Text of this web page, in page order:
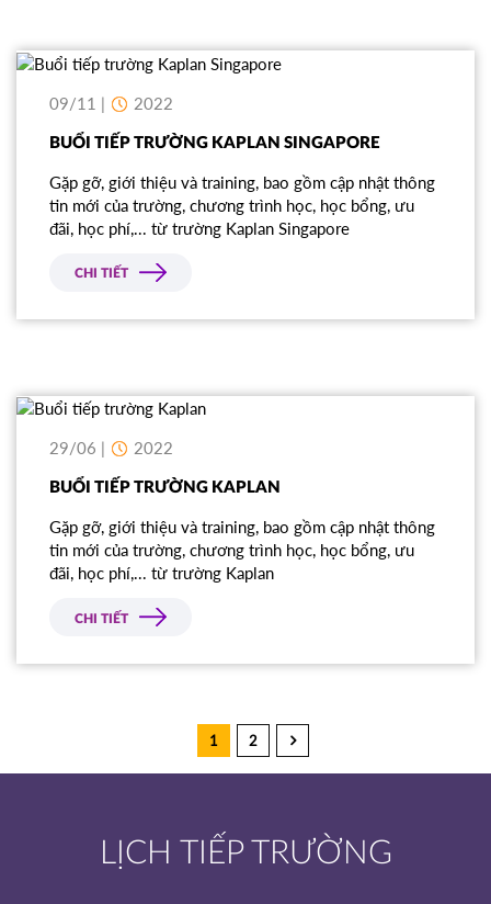
09/11 | 2022
BUỔI TIẾP TRƯỜNG KAPLAN SINGAPORE
Gặp gỡ, giới thiệu và training, bao gồm cập nhật thông
tin mới của trường, chương trình học, học bổng, ưu
đãi, học phí,... từ trường Kaplan Singapore
CHI TIẾT
29/06 | 2022
BUỔI TIẾP TRƯỜNG KAPLAN
Gặp gỡ, giới thiệu và training, bao gồm cập nhật thông
tin mới của trường, chương trình học, học bổng, ưu
đãi, học phí,... từ trường Kaplan
CHI TIẾT
1 2
LỊCH TIẾP TRƯỜNG